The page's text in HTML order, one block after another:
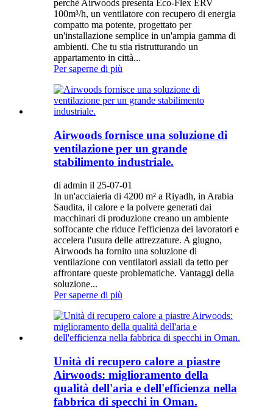
perché Airwoods presenta Eco-Flex ERV
100m³/h, un ventilatore con recupero di energia
compatto ma potente, progettato per
un'installazione semplice in un'ampia gamma di
ambienti. Che tu stia ristrutturando un
appartamento in città...
Per saperne di più
Airwoods fornisce una soluzione di
ventilazione per un grande
stabilimento industriale.
di admin il 25-07-01
In un'acciaieria di 4200 m² a Riyadh, in Arabia
Saudita, il calore e la polvere generati dai
macchinari di produzione creano un ambiente
soffocante che riduce l'efficienza dei lavoratori e
accelera l'usura delle attrezzature. A giugno,
Airwoods ha fornito una soluzione di
ventilazione con ventilatori assiali da tetto per
affrontare queste problematiche. Vantaggi della
soluzione...
Per saperne di più
Unità di recupero calore a piastre
Airwoods: miglioramento della
qualità dell'aria e dell'efficienza nella
fabbrica di specchi in Oman.